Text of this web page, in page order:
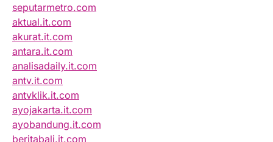
seputarmetro.com
aktual.it.com
akurat.it.com
antara.it.com
analisadaily.it.com
antv.it.com
antvklik.it.com
ayojakarta.it.com
ayobandung.it.com
beritabali.it.com